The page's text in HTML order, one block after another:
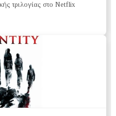
τριλογίας στο Netflix